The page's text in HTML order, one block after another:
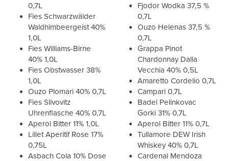
0,7L
Fies Schwarzwälder
Waldhimbeergeist 40%
1,0L
Fies Williams-Birne
40% 1,0L
Fies Obstwasser 38%
1,0L
Ouzo Plomari 40% 0,7L
Fies Slivovitz
Uhrenflasche 40% 0,7L
Aperol Bitter 11% 1,0L
Lillet Aperitif Rose 17%
0,75L
Asbach Cola 10% Dose
Fjodor Wodka 37,5 %
0,7L
Ouzo Helenas 37,5 %
0,7L
Grappa Pinot
Chardonnay Dalla
Vecchia 40% 0,5L
Amaretto Cordelio 0,7L
Campari 0,7L
Badel Pelinkovac
Gorki 31% 0,7L
Aperol Bitter 11% 0,7L
Tullamore DEW Irish
Whiskey 40% 0,7L
Cardenal Mendoza